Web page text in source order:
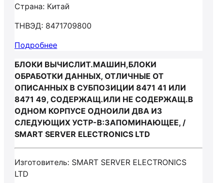
Страна: Китай
ТНВЭД: 8471709800
Подробнее
БЛОКИ ВЫЧИСЛИТ.МАШИН,БЛОКИ
ОБРАБОТКИ ДАННЫХ, ОТЛИЧНЫЕ ОТ
ОПИСАННЫХ В СУБПОЗИЦИИ 8471 41 ИЛИ
8471 49, СОДЕРЖАЩ.ИЛИ НЕ СОДЕРЖАЩ.В
ОДНОМ КОРПУСЕ ОДНОИЛИ ДВА ИЗ
СЛЕДУЮЩИХ УСТР-В:ЗАПОМИНАЮЩЕЕ, /
SMАRT SЕRVЕR ELЕCTRОNICS LTD
Изготовитель: SMАRT SЕRVЕR ELЕCTRОNICS
LTD